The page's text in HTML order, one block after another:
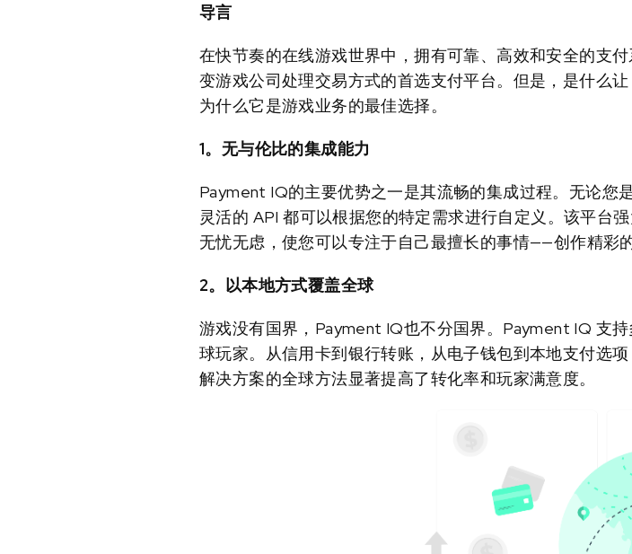
导言
在快节奏的在线游戏世界中，拥有可靠、高效和安全的支
变游戏公司处理交易方式的首选支付平台。但是，是什么
为什么它是游戏业务的最佳选择。
1。无与伦比的集成能力
Payment IQ的主要优势之一是其流畅的集成过程。无论您
灵活的 API 都可以根据您的特定需求进行自定义。该平台
无忧无虑，使您可以专注于自己最擅长的事情——创作精彩的
2。以本地方式覆盖全球
游戏没有国界，Payment IQ也不分国界。Payment IQ 支
球玩家。从信用卡到银行转账，从电子钱包到本地支付选
解决方案的全球方法显著提高了转化率和玩家满意度。